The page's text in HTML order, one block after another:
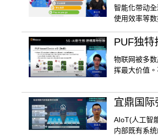
智能化带动
使用效率等
PUF独特
物联网被多
挥最大价值
宜鼎国
AIoT(人工智
内部既有系